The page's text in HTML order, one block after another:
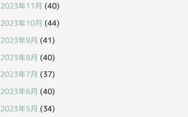
2023年11月 (40)
2023年10月 (44)
2023年9月 (41)
2023年8月 (40)
2023年7月 (37)
2023年6月 (40)
2023年5月 (34)